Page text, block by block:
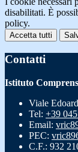
disabilitati. È
policy.
Accetta tutti
Contatti
Istituto
Viale
Tel: +39
Email:
PEC:
C.F.: 932